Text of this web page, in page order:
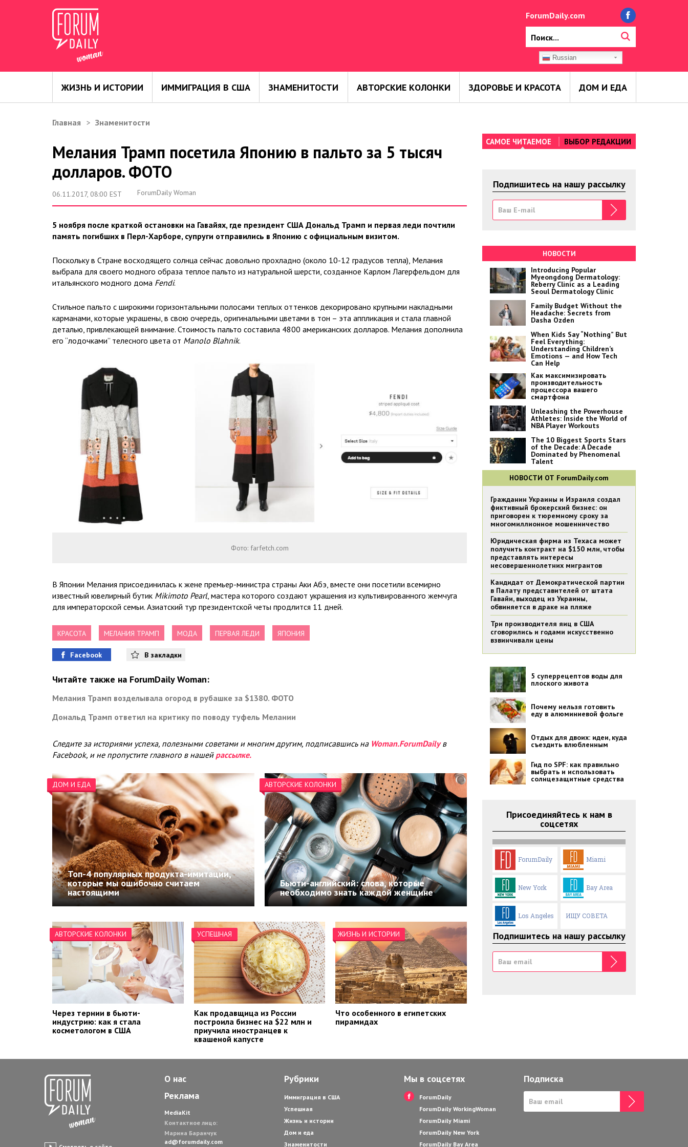
ForumDaily.com
Russian
ЖИЗНЬ И ИСТОРИИ ИММИГРАЦИЯ В США ЗНАМЕНИТОСТИ АВТОРСКИЕ КОЛОНКИ ЗДОРОВЬЕ И КРАСОТА ДОМ И ЕДА
Главная Знаменитости
Мелания Трамп посетила Японию в пальто за 5 тысяч
долларов. ФОТО
06.11.2017, 08:00 EST ForumDaily Woman
5 ноября после краткой остановки на Гавайях, где президент США Дональд Трамп и первая леди почтили
память погибших в Перл-Харборе, супруги отправились в Японию с официальным визитом.
Поскольку в Стране восходящего солнца сейчас довольно прохладно (около 10-12 градусов тепла), Мелания
выбрала для своего модного образа теплое пальто из натуральной шерсти, созданное Карлом Лагерфельдом для
итальянского модного дома Fendi.
Стильное пальто с широкими горизонтальными полосами теплых оттенков декорировано крупными накладными
карманами, которые украшены, в свою очередь, оригинальными цветами в тон – эта аппликация и стала главной
деталью, привлекающей внимание. Стоимость пальто составила 4800 американских долларов. Мелания дополнила
его “лодочками” телесного цвета от Manolo Blahnik.
Фото: farfetch.com
В Японии Мелания присоединилась к жене премьер-министра страны Аки Абэ, вместе они посетили всемирно
известный ювелирный бутик Mikimoto Pearl, мастера которого создают украшения из культивированного жемчуга
для императорской семьи. Азиатский тур президентской четы продлится 11 дней.
КРАСОТА МЕЛАНИЯ ТРАМП МОДА ПЕРВАЯ ЛЕДИ ЯПОНИЯ
Facebook В закладки
Читайте также на ForumDaily Woman:
Мелания Трамп возделывала огород в рубашке за $1380. ФОТО
Дональд Трамп ответил на критику по поводу туфель Мелании
Следите за историями успеха, полезными советами и многим другим, подписавшись на Woman.ForumDailyв
Facebook, и не пропустите главного в нашей рассылке.
ДОМ И ЕДА
Топ-4 популярных продукта-имитации,
которые мы ошибочно считаем
настоящими
АВТОРСКИЕ КОЛОНКИ
Бьюти-английский: слова, которые
необходимо знать каждой женщине
АВТОРСКИЕ КОЛОНКИ
Через тернии в бьюти-
индустрию: как я стала
косметологом в США
УСПЕШНАЯ
Как продавщица из России
построила бизнес на $22 млн и
приучила иностранцев к
квашеной капусте
ЖИЗНЬ И ИСТОРИИ
Что особенного в египетских
пирамидах
САМОЕ ЧИТАЕМОЕ ВЫБОР РЕДАКЦИИ
Подпишитесь на нашу рассылку
НОВОСТИ
Introducing Popular
Myeongdong Dermatology:
Reberry Clinic as a Leading
Seoul Dermatology Clinic
Family Budget Without the
Headache: Secrets from
Dasha Ozden
When Kids Say “Nothing” But
Feel Everything:
Understanding Children’s
Emotions — and How Tech
Can Help
Как максимизировать
производительность
процессора вашего
смартфона
Unleashing the Powerhouse
Athletes: Inside the World of
NBA Player Workouts
The 10 Biggest Sports Stars
of the Decade: A Decade
Dominated by Phenomenal
Talent
НОВОСТИ ОТ ForumDaily.com
Гражданин Украины и Израиля создал
фиктивный брокерский бизнес: он
приговорен к тюремному сроку за
многомиллионное мошенничество
Юридическая фирма из Техаса может
получить контракт на $150 млн, чтобы
представлять интересы
несовершеннолетних мигрантов
Кандидат от Демократической партии
в Палату представителей от штата
Гавайи, выходец из Украины,
обвиняется в драке на пляже
Три производителя яиц в США
сговорились и годами искусственно
взвинчивали цены
5 суперрецептов воды для
плоского живота
Почему нельзя готовить
еду в алюминиевой фольге
Отдых для двоих: идеи, куда
съездить влюбленным
Гид по SPF: как правильно
выбрать и использовать
солнцезащитные средства
Присоединяйтесь к нам в
соцсетях
ForumDaily Miami
New York Bay Area
Los Angeles ИЩУ СОВЕТА
Подпишитесь на нашу рассылку
О нас
Реклама
MediaKit
Контактное лицо:
Марина Баранчук
ad@forumdaily.com
Рубрики
Иммиграция в США
Успешная
Жизнь и истории
Дом и еда
Знаменитости
Мы в соцсетях
ForumDaily
ForumDaily WorkingWoman
ForumDaily Miami
ForumDaily New York
ForumDaily Bay Area
Подписка